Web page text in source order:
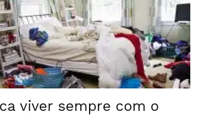
viver sempre com o